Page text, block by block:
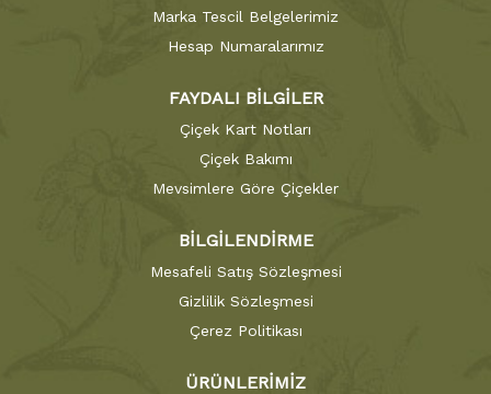
Marka Tescil Belgelerimiz
Hesap Numaralarımız
FAYDALI BİLGİLER
Çiçek Kart Notları
Çiçek Bakımı
Mevsimlere Göre Çiçekler
BİLGİLENDİRME
Mesafeli Satış Sözleşmesi
Gizlilik Sözleşmesi
Çerez Politikası
ÜRÜNLERİMİZ